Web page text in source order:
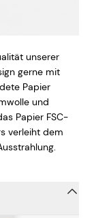
unserer
gerne mit
Papier
und
Papier FSC-
verleiht dem